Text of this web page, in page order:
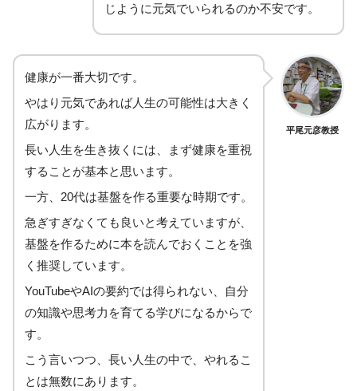
じように元気でいられるのか不安です。
健康が一番大切です。
やはり元気であれば人生の可能性は大きく
広がります。
長い人生を生き抜くには、まず健康を重視
することが基本と思います。
一方、20代は基盤を作る重要な時期です。
急ぎすぎなくても良いと考えていますが、
基盤を作るために本を読んでおくことを強
く推奨しています。
YouTubeやAIの要約では得られない、自分
の知識や思考力を育てる学びになるからで
す。
こう言いつつ、長い人生の中で、やれるこ
とは無数にあります。
平尾元彦教授